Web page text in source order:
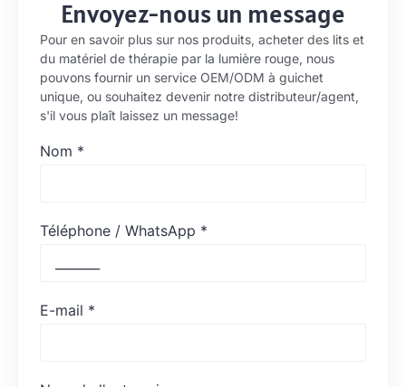
Envoyez-nous un message
Pour en savoir plus sur nos produits, acheter des lits et
du matériel de thérapie par la lumière rouge, nous
pouvons fournir un service OEM/ODM à guichet
unique, ou souhaitez devenir notre distributeur/agent,
s'il vous plaît laissez un message!
Nom *
Téléphone / WhatsApp *
E-mail *